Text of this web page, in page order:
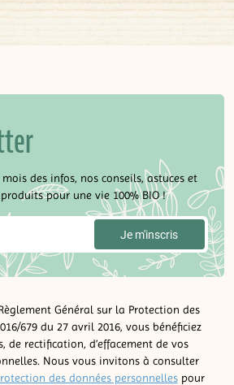
des infos, nos conseils, astuces et
pour une vie 100% BIO !
Général sur la Protection des
679 du 27 avril 2016, vous bénéficiez
de rectification, d’effacement de vos
Nous vous invitons à consulter
des données personnellespour